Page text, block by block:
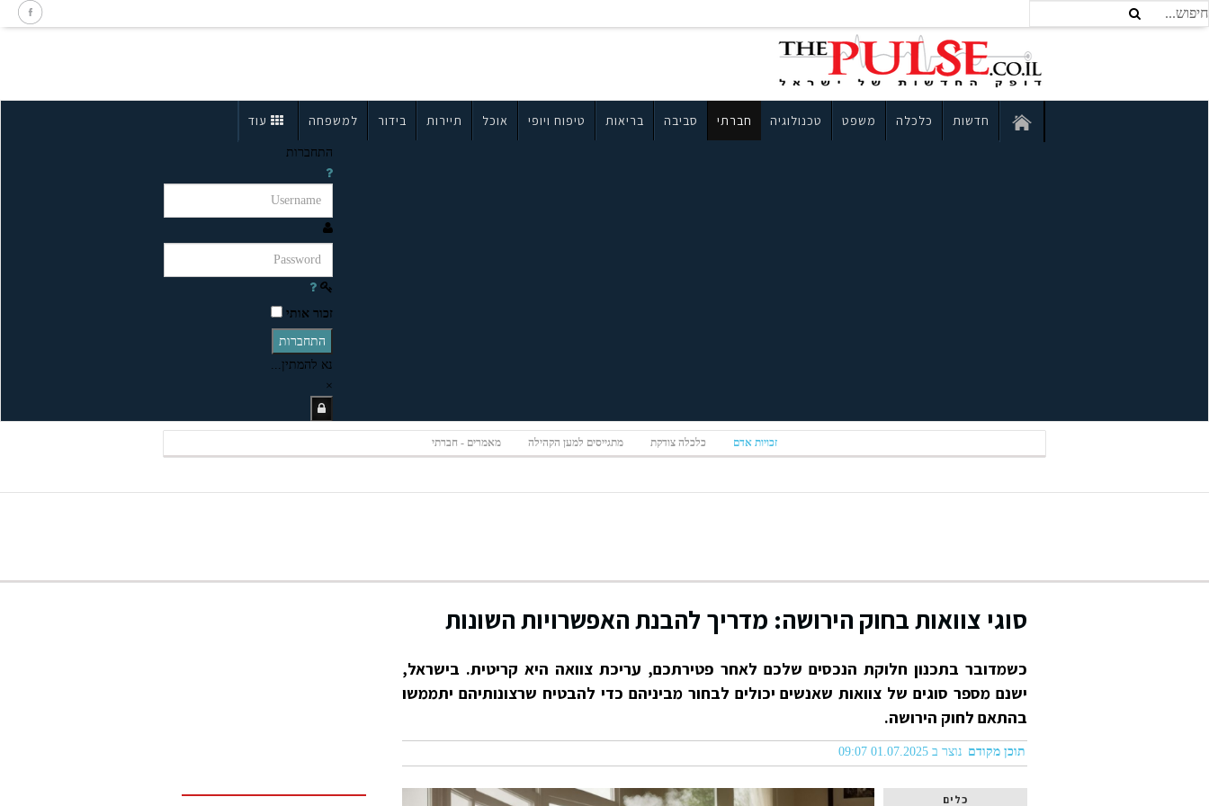
חדשות כלכלה משפט טכנולוגיה חברתי סביבה בריאות טיפוח ויופי אוכל תיירות בידור למשפחה עוד
התחברות
זכור אותי
התחברות
נא להמתין...
×
זכויות אדם כלכלה צודקת מתגייסים למען הקהילה מאמרים - חברתי
סוגי צוואות בחוק הירושה: מדריך להבנת האפשרויות השונות
כשמדובר בתכנון חלוקת הנכסים שלכם לאחר פטירתכם, עריכת צוואה היא קריטית. בישראל,
ישנם מספר סוגים של צוואות שאנשים יכולים לבחור מביניהם כדי להבטיח שרצונותיהם יתממשו
בהתאם לחוק הירושה.
תוכן מקודם נוצר ב 01.07.2025 09:07
כלים